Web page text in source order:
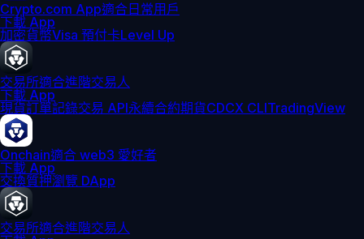
Crypto.com App適合日常用戶
下載 App
加密貨幣Visa 預付卡Level Up
交易所適合進階交易人
下載 App
現貨訂單記錄交易 API永續合約期貨CDCX CLITradingView
Onchain適合 web3 愛好者
下載 App
交換質押瀏覽 DApp
交易所適合進階交易人